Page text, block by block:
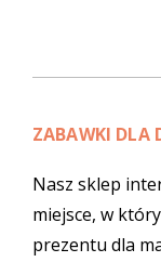
ZABAWKI DLA
Nasz sklep
miejsce, w
prezentu dla